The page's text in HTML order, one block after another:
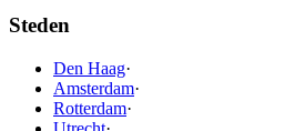
Steden
Den Haag·
Amsterdam·
Rotterdam·